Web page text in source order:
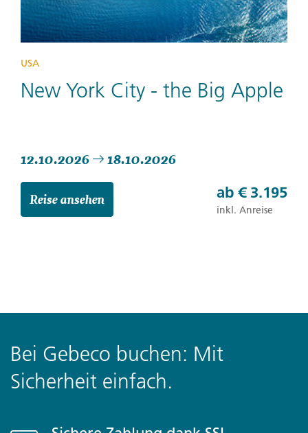
USA
New York City - the Big Apple
12.10.2026 18.10.2026
Reise ansehen ab € 3.195
inkl. Anreise
Bei Gebeco buchen: Mit
Sicherheit einfach.